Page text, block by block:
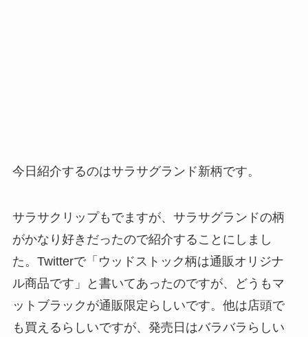
今日紹介するのはサラサグランド新柄です。
サラサクリップもでますが、サラサグランドの柄
がかなり好きだったので紹介することにしまし
た。Twitterで「ウッドストック柄は通販オリジナ
ル商品です」と書いてあったのですが、どうもマ
ットブラックが通販限定らしいです。他は店頭で
も買えるらしいですが、発売日はバラバラらしい